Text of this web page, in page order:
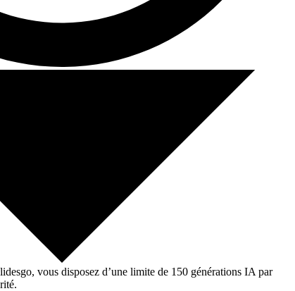
vous disposez d’une limite de 150 générations IA par